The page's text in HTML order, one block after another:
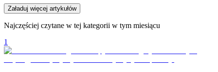
Załaduj więcej artykułów
Najczęściej czytane w tej kategorii w tym miesiącu
1